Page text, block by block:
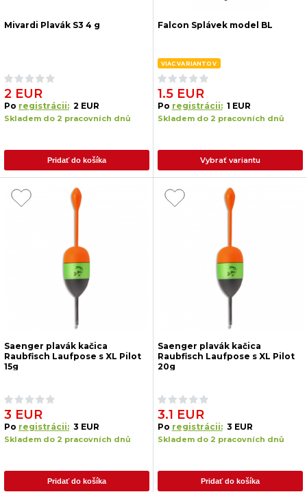
Mivardi Plavák S3 4 g
2 EUR
Po registrácii: 2 EUR
Skladem do 2 pracovních dnů
Pridať do košíka
Falcon Splávek model BL
VIAC VARIANTOV
1.5 EUR
Po registrácii: 1 EUR
Skladem do 2 pracovních dnů
Vybrať variantu
Saenger plavák kačica
Raubfisch Laufpose s XL Pilot
15g
3 EUR
Po registrácii: 3 EUR
Skladem do 2 pracovních dnů
Pridať do košíka
Saenger plavák kačica
Raubfisch Laufpose s XL Pilot
20g
3.1 EUR
Po registrácii: 3 EUR
Skladem do 2 pracovních dnů
Pridať do košíka